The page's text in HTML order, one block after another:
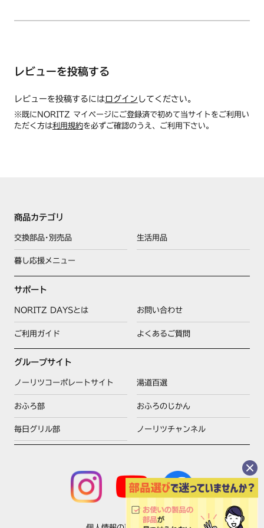
レビューを投稿する
レビューを投稿するにはログイン してください。
※既にNORITZ マイページにご登録済で初めて当サイトをご利用い
ただく方は利用規約を必ずご確認のうえ、ご利用下さい。
商品カテゴリ
交換部品･別売品 生活用品
暮し応援メニュー
サポート
NORITZ DAYSとは お問い合わせ
ご利用ガイド よくあるご質問
グループサイト
ノーリツコーポレートサイト 湯道百選
おふろ部 おふろのじかん
毎日グリル部 ノーリツチャンネル